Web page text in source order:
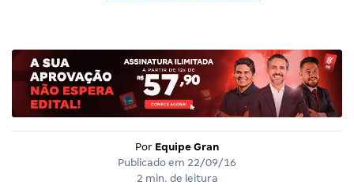
Por Equipe Gran
Publicado em 22/09/16
2 min. de leitura